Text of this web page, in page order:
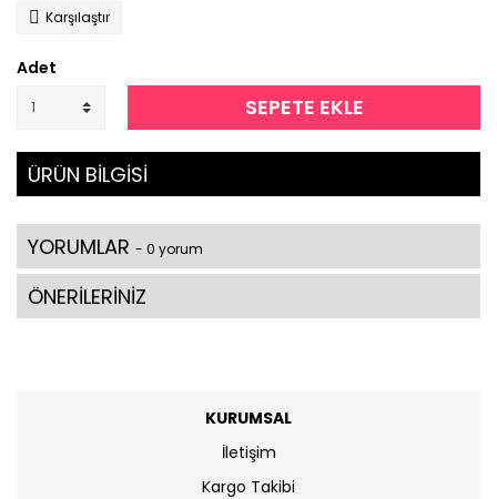
Karşılaştır
Adet
SEPETE EKLE
ÜRÜN BİLGİSİ
YORUMLAR - 0 yorum
ÖNERİLERİNİZ
KURUMSAL
İletişim
Kargo Takibi